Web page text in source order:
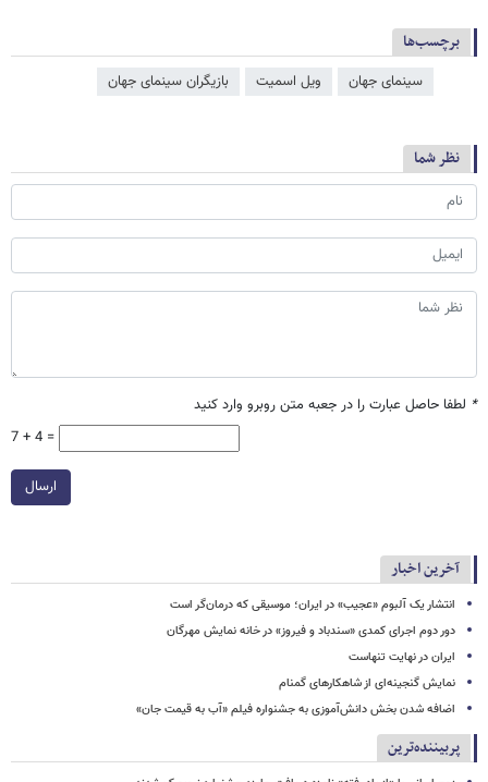
برچسب‌ها
سینمای جهان ویل اسمیت بازیگران سینمای جهان
نظر شما
* لطفا حاصل عبارت را در جعبه متن روبرو وارد کنید
7 + 4 =
ارسال
آخرین اخبار
انتشار یک آلبوم «عجیب» در ایران؛ موسیقی که درمان‌گر است
دور دوم اجرای کمدی «سندباد و فیروز» در خانه نمایش مهرگان
ایران در نهایت تنهاست
نمایش گنجینه‌ای از شاهکارهای گمنام
اضافه شدن بخش دانش‌آموزی به جشنواره فیلم «آب به قیمت جان»
پربیننده‌ترین